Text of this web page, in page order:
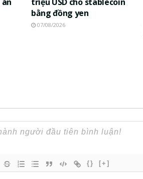
bằng đồng yen
07/08/2026
{} [+]